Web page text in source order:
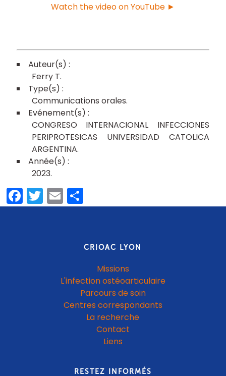
Watch the video on YouTube ►
Ferry T
Communications orales
CONGRESO INTERNACIONAL INFECCIONES
PERIPROTESICAS UNIVERSIDAD CATOLICA
ARGENTINA
2023
Facebook
Twitter
EmailPartager
CRIOAC LYON
Missions
L'infection ostéoarticulaire
Parcours de soin
Centres correspondants
La recherche
Contact
Liens
RESTEZ INFORMÉS